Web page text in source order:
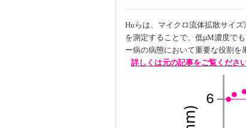
Huらは、マイクロ流体拡散サイ
を測定することで、低µM濃度で
ー病の病態において重要な役割を
詳しくは元の記事をご覧ください